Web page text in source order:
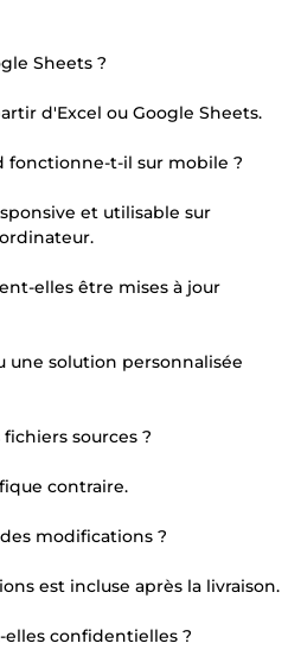
Sheets ?
d'Excel ou Google Sheets.
fonctionne-t-il sur mobile ?
et utilisable sur
elles être mises à jour
une solution personnalisée
sources ?
contraire.
modifications ?
est incluse après la livraison.
confidentielles ?